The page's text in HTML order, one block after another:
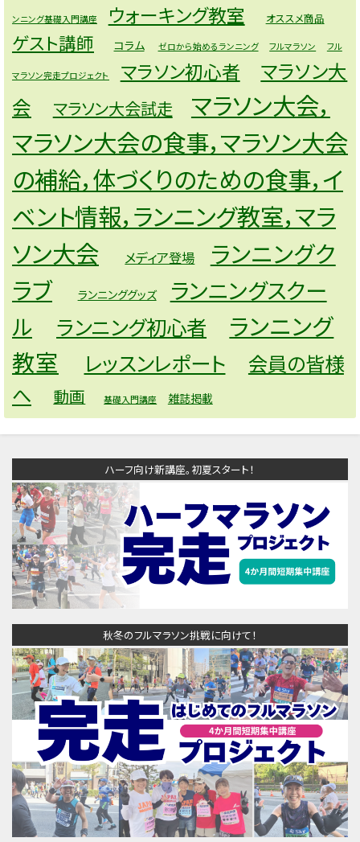
ンニング基礎入門講座 ウォーキング教室 オススメ商品
ゲスト講師 コラム ゼロから始めるランニング フルマラソン フル
マラソン完走プロジェクト マラソン初心者
マラソン大
会
マラソン大会試走
マラソン大会，
マラソン大会の食事，マラソン大会
の補給，体づくりのための食事，イ
ベント情報，ランニング教室，マラ
ソン大会
メディア登場
ランニングク
ラブ
ランニンググッズ
ランニングスクー
ル
ランニング初心者
ランニング
教室
レッスンレポート
会員の皆様
へ
動画 基礎入門講座 雑誌掲載
ハーフ向け新講座。初夏スタート！
秋冬のフルマラソン挑戦に向けて！